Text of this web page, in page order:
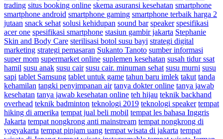
trading situs booking online skema asuransi kesehatan smartphone
smartphone android smartphone gaming smartphone terbaik harga 2
jutaan snack sehat solusi kehidupan sound bar speaker spesifikasi
acer one spesifikasi smartphone stasiun gambir jakarta Stephanie
Skin and Body Care sterilisasi botol susu bayi strategi digital
marketing strategi pemasaran Sukanto Tanoto sumber informasi
super mom supermarket online suplemen kesehatan susah tidur ssat
hamil susu anak susu cair susu cair. minuman sehat susu murni susu
sapi tablet Samsung tablet untuk game tahun baru imlek takut tanda
kehamilan tangki penyimpanan air tanya dokter online tanya jawab
kesehatan tanya jawab kesehatan online teh hijau teknik backhand
overhead teknik badminton teknologi 2019 teknologi speaker tempat
hiking di amerika tempat jual beli mobil tempat les bahasa Inggris
Jakarta tempat nongkrong anti mainstream tempat nongkrong di
yogyakarta tempat pinjam uang tempat wisata di jakarta tempat